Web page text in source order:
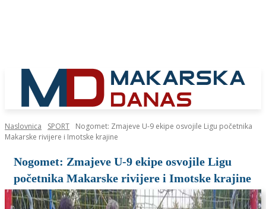
Naslovnica SPORT
Nogomet: Zmajeve U-9 ekipe osvojile Ligu početnika
Makarske rivijere i Imotske krajine
Nogomet: Zmajeve U-9 ekipe osvojile Ligu
početnika Makarske rivijere i Imotske krajine